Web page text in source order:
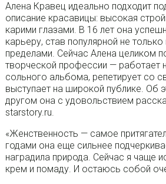
Алена Кравец идеально подходит
описание красавицы: высокая
карими глазами. В 16 лет она
карьеру, став популярной не
пределами. Сейчас Алена целиком
творческой профессии — работает
сольного альбома, репетирует со
выступает на широкой публике. Об
другом она с удовольствием
starstory.ru.
«Женственность — самое
годами она еще сильнее
наградила природа. Сейчас я чаще
крем и помаду. И остаюсь собой